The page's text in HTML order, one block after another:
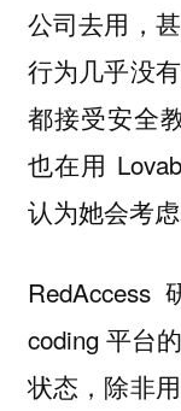
公司去用，
行为几乎没
都接受安全
也在用
认为她会考
coding 平台
状态，除非